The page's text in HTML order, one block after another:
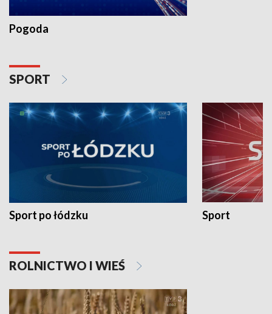
Pogoda
SPORT
Sport po łódzku Sport
ROLNICTWO I WIEŚ